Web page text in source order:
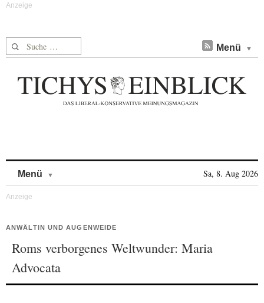
Suche nach: Menü
Menü Sa, 8. Aug 2026
ANWÄLTIN UND AUGENWEIDE
Roms verborgenes Weltwunder: Maria
Advocata